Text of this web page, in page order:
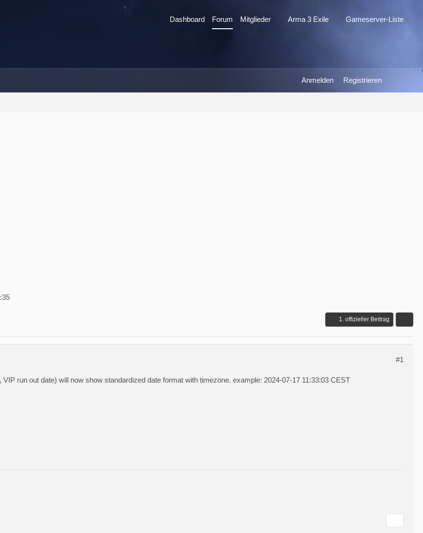
Dashboard Forum Mitglieder Arma 3 Exile Gameserver-Liste
Anmelden Registrieren
1. offizieller Beitrag
#1
run out date) will now show standardized date format with timezone. example: 2024-07-17 11:33:03 CEST